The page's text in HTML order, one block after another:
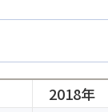
2018年